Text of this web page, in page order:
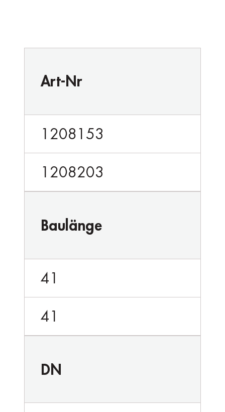
Art-Nr
1208153
1208203
Baulänge
41
41
DN